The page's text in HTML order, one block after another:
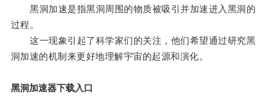
黑洞加速是指黑洞周围的物质被吸引并加速进入黑洞的
过程。
这一现象引起了科学家们的关注，他们希望通过研究黑
洞加速的机制来更好地理解宇宙的起源和演化。
黑洞加速器下载入口